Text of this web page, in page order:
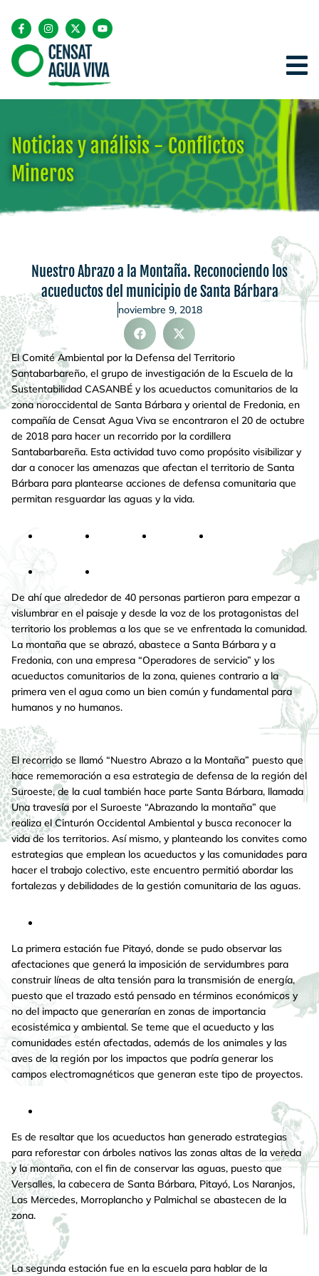
Noticias y análisis - Conflictos
Mineros
Nuestro Abrazo a la Montaña. Reconociendo los
acueductos del municipio de Santa Bárbara
noviembre 9, 2018
El Comité Ambiental por la Defensa del Territorio
Santabarbareño, el grupo de investigación de la Escuela de la
Sustentabilidad CASANBÉ y los acueductos comunitarios de la
zona noroccidental de Santa Bárbara y oriental de Fredonia, en
compañía de Censat Agua Viva se encontraron el 20 de octubre
de 2018 para hacer un recorrido por la cordillera
Santabarbareña. Esta actividad tuvo como propósito visibilizar y
dar a conocer las amenazas que afectan el territorio de Santa
Bárbara para plantearse acciones de defensa comunitaria que
permitan resguardar las aguas y la vida.
De ahí que alrededor de 40 personas partieron para empezar a
vislumbrar en el paisaje y desde la voz de los protagonistas del
territorio los problemas a los que se ve enfrentada la comunidad.
La montaña que se abrazó, abastece a Santa Bárbara y a
Fredonia, con una empresa “Operadores de servicio” y los
acueductos comunitarios de la zona, quienes contrario a la
primera ven el agua como un bien común y fundamental para
humanos y no humanos.
El recorrido se llamó “Nuestro Abrazo a la Montaña” puesto que
hace rememoración a esa estrategia de defensa de la región del
Suroeste, de la cual también hace parte Santa Bárbara, llamada
Una travesía por el Suroeste “Abrazando la montaña” que
realiza el Cinturón Occidental Ambiental y busca reconocer la
vida de los territorios. Así mismo, y planteando los convites como
estrategias que emplean los acueductos y las comunidades para
hacer el trabajo colectivo, este encuentro permitió abordar las
fortalezas y debilidades de la gestión comunitaria de las aguas.
La primera estación fue Pitayó, donde se pudo observar las
afectaciones que generá la imposición de servidumbres para
construir líneas de alta tensión para la transmisión de energía,
puesto que el trazado está pensado en términos económicos y
no del impacto que generarían en zonas de importancia
ecosistémica y ambiental. Se teme que el acueducto y las
comunidades estén afectadas, además de los animales y las
aves de la región por los impactos que podría generar los
campos electromagnéticos que generan este tipo de proyectos.
Es de resaltar que los acueductos han generado estrategias
para reforestar con árboles nativos las zonas altas de la vereda
y la montaña, con el fin de conservar las aguas, puesto que
Versalles, la cabecera de Santa Bárbara, Pitayó, Los Naranjos,
Las Mercedes, Morroplancho y Palmichal se abastecen de la
zona.
La segunda estación fue en la escuela para hablar de la